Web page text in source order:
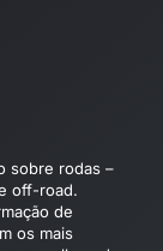
sobre rodas –
off-road.
de
os mais